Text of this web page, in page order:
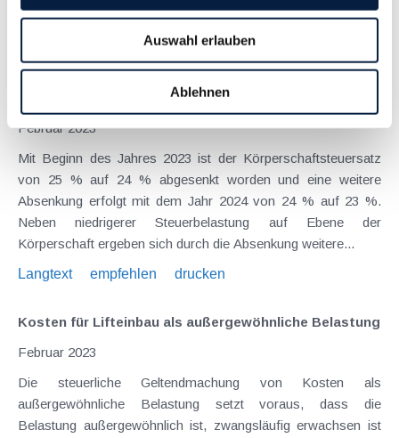
Auswahl erlauben
Ablehnen
Begleiteffekte aus der Senkung der
Körperschaftsteuer seit 2023
Februar 2023
Mit Beginn des Jahres 2023 ist der Körperschaftsteuersatz
von 25 % auf 24 % abgesenkt worden und eine weitere
Absenkung erfolgt mit dem Jahr 2024 von 24 % auf 23 %.
Neben niedrigerer Steuerbelastung auf Ebene der
Körperschaft ergeben sich durch die Absenkung weitere...
Langtext
empfehlen drucken
Kosten für Lifteinbau als außergewöhnliche Belastung
Februar 2023
Die steuerliche Geltendmachung von Kosten als
außergewöhnliche Belastung setzt voraus, dass die
Belastung außergewöhnlich ist, zwangsläufig erwachsen ist